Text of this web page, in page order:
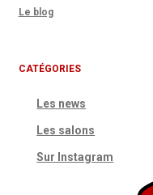
Le blog
CATÉGORIES
Les news
Les salons
Sur Instagram